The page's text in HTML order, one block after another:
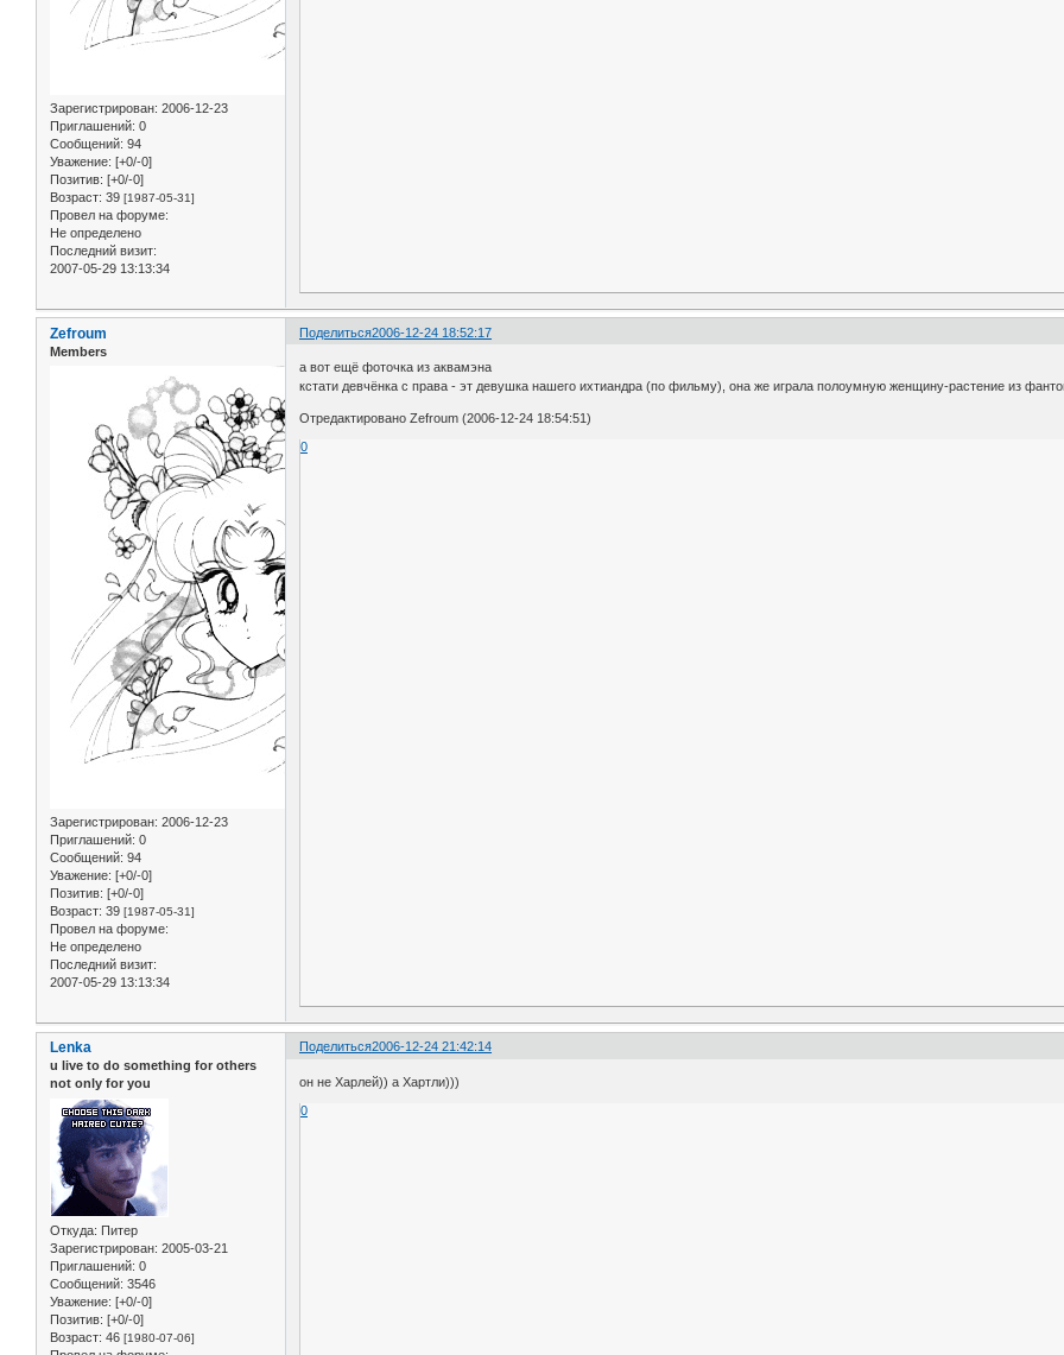
Зарегистрирован: 2006-12-23
Приглашений: 0
Сообщений: 94
Уважение: [+0/-0]
Позитив: [+0/-0]
Возраст: 39 [1987-05-31]
Провел на форуме:
Не определено
Последний визит:
2007-05-29 13:13:34
Поделиться2006-12-24 18:52:17
Zefroum
Members
Зарегистрирован: 2006-12-23
Приглашений: 0
Сообщений: 94
Уважение: [+0/-0]
Позитив: [+0/-0]
Возраст: 39 [1987-05-31]
Провел на форуме:
Не определено
Последний визит:
2007-05-29 13:13:34
а вот ещё фоточка из аквамэна
кстати девчёнка с права - эт девушка нашего ихтиандра (по фильму), она же играла полоумную женщину-растение из
Отредактировано Zefroum (2006-12-24 18:54:51)
0
Поделиться2006-12-24 21:42:14
Lenka
u live to do something for others
not only for you
Откуда: Питер
Зарегистрирован: 2005-03-21
Приглашений: 0
Сообщений: 3546
Уважение: [+0/-0]
Позитив: [+0/-0]
Возраст: 46 [1980-07-06]
он не Харлей)) а Хартли)))
0